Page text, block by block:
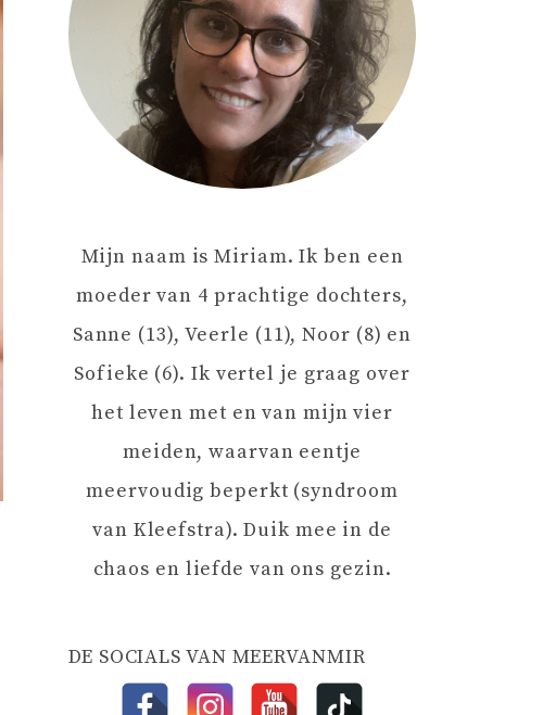
Mijn naam is Miriam. Ik ben een
moeder van 4 prachtige dochters,
Sanne (13), Veerle (11), Noor (8) en
Sofieke (6). Ik vertel je graag over
het leven met en van mijn vier
meiden, waarvan eentje
meervoudig beperkt (syndroom
van Kleefstra). Duik mee in de
chaos en liefde van ons gezin.
DE SOCIALS VAN MEERVANMIR